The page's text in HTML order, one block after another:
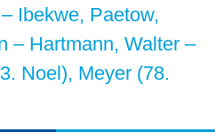
Ibekwe, Paetow,
– Hartmann, Walter –
Noel), Meyer (78.